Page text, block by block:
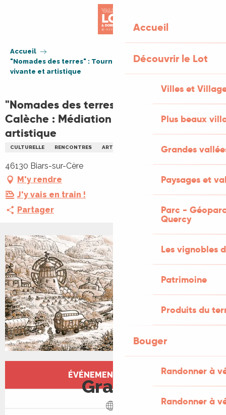
Accueil
Découvrir le Lot
Villes et
Plus beaux
Grandes
Paysages et
Parc -
Quercy
Les vignobles
Patrimoine
Produits du
Bouger
Randonner à
Randonner à
Accueil
"Nomades des terres" : Tournée en Calèche : Médiation
vivante et artistique
"Nomades des terres" : Tournée en
Calèche : Médiation vivante et
artistique
CULTURELLE RENCONTRES ARTS THÉÂTRE
46130 Biars-sur-Cère
M'y rendre
J'y vais en train !
Partager
Ouverture et coordonnées
ÉVÉNEMENT TERMINÉ
Gratuit